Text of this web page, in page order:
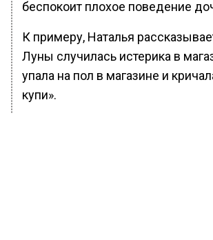
беспокоит плохое поведение
К примеру, Наталья
Луны случилась истерика в
упала на пол в магазине и
купи».